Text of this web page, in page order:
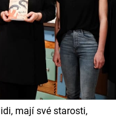
mají své starosti,